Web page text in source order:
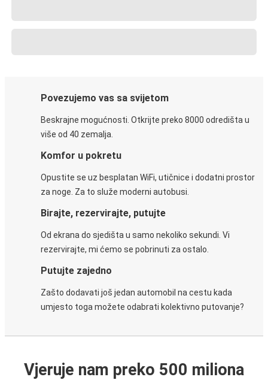
Povezujemo vas sa svijetom
Beskrajne mogućnosti. Otkrijte preko 8000 odredišta u
više od 40 zemalja.
Komfor u pokretu
Opustite se uz besplatan WiFi, utičnice i dodatni prostor
za noge. Za to služe moderni autobusi.
Birajte, rezervirajte, putujte
Od ekrana do sjedišta u samo nekoliko sekundi. Vi
rezervirajte, mi ćemo se pobrinuti za ostalo.
Putujte zajedno
Zašto dodavati još jedan automobil na cestu kada
umjesto toga možete odabrati kolektivno putovanje?
Vjeruje nam preko 500 miliona